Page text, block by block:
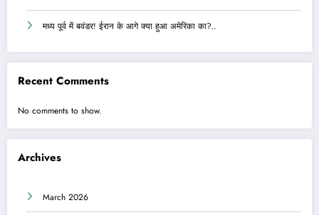
मध्य पूर्व में बवंडर! ईरान के आगे क्या हुआ अमेरिका का?..
Recent Comments
No comments to show.
Archives
March 2026